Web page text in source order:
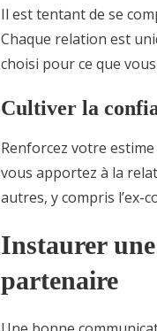
Il est tentant de se
Chaque relation est
choisi pour ce que
Cultiver la
Renforcez votre
vous apportez à la
autres, y compris l’ex-
Instaurer
partenaire